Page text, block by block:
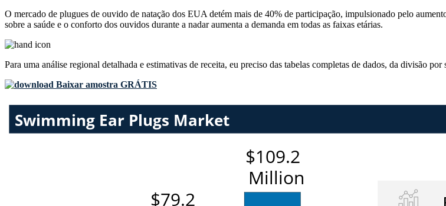
O mercado de plugues de ouvido de natação dos EUA detém mais de 40% de participação, impulsionado pelo
sobre a saúde e o conforto dos ouvidos durante a nadar aumenta a demanda em todas as faixas etárias.
Para uma análise regional detalhada e estimativas de receita, eu preciso das tabelas completas de dados, da divisão
Baixar amostra GRÁTIS